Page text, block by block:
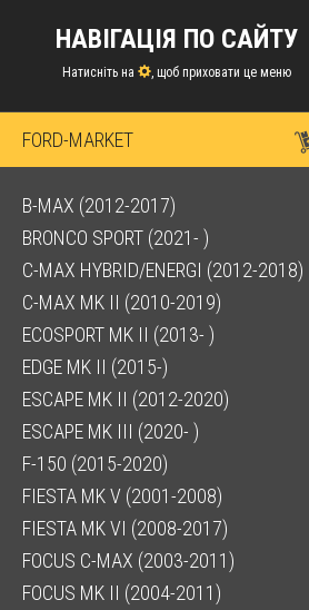
НАВІГАЦІЯ ПО САЙТУ
Натисніть на , щоб приховати це меню
FORD-MARKET
B-MAX (2012-2017)
BRONCO SPORT (2021- )
C-MAX HYBRID/ENERGI (2012-2018)
C-MAX MK II (2010-2019)
ECOSPORT MK II (2013- )
EDGE MK II (2015-)
ESCAPE MK II (2012-2020)
ESCAPE MK III (2020- )
F-150 (2015-2020)
FIESTA MK V (2001-2008)
FIESTA MK VI (2008-2017)
FOCUS C-MAX (2003-2011)
FOCUS MK II (2004-2011)
Якщо у